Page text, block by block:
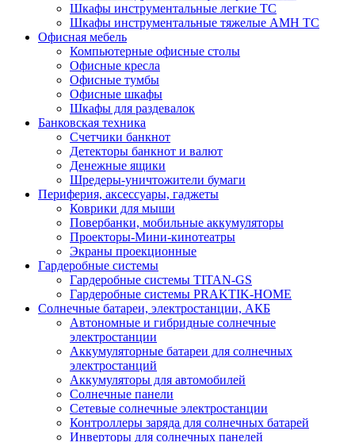
Шкафы инструментальные легкие ТС
Шкафы инструментальные тяжелые AMH TC
Офисная мебель
Компьютерные офисные столы
Офисные кресла
Офисные тумбы
Офисные шкафы
Шкафы для раздевалок
Банковская техника
Счетчики банкнот
Детекторы банкнот и валют
Денежные ящики
Шредеры-уничтожители бумаги
Периферия, аксессуары, гаджеты
Коврики для мыши
Повербанки, мобильные аккумуляторы
Проекторы-Мини-кинотеатры
Экраны проекционные
Гардеробные системы
Гардеробные системы TITAN-GS
Гардеробные системы PRAKTIK-HOME
Солнечные батареи, электростанции, АКБ
Автономные и гибридные солнечные
электростанции
Аккумуляторные батареи для солнечных
электростанций
Аккумуляторы для автомобилей
Солнечные панели
Сетевые солнечные электростанции
Контроллеры заряда для солнечных батарей
Инверторы для солнечных панелей